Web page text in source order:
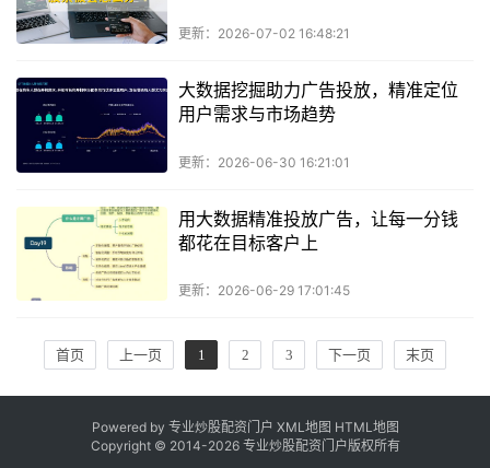
更新：2026-07-02 16:48:21
大数据挖掘助力广告投放，精准定位
用户需求与市场趋势
更新：2026-06-30 16:21:01
用大数据精准投放广告，让每一分钱
都花在目标客户上
更新：2026-06-29 17:01:45
首页 上一页 1 2 3 下一页 末页
Powered by 专业炒股配资门户 XML地图 HTML地图
Copyright © 2014-2026 专业炒股配资门户版权所有